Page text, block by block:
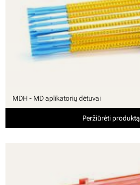
MDH - MD aplikatorių dėtuvai
Peržiūrėti produktą